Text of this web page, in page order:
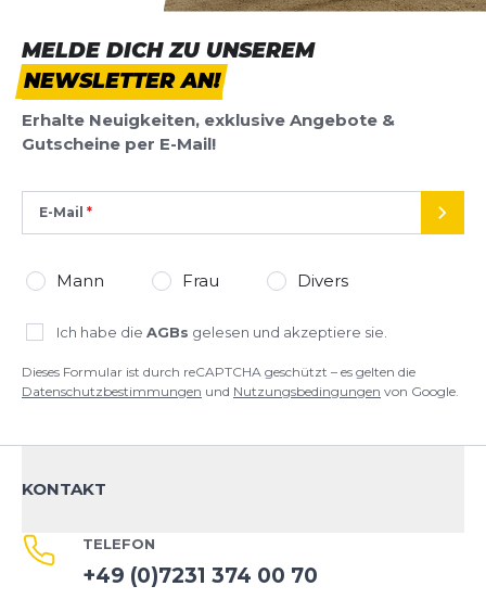
MELDE DICH ZU UNSEREM
NEWSLETTER AN!
Erhalte Neuigkeiten, exklusive Angebote &
Gutscheine per E-Mail!
E-Mail
Mann Frau Divers
Ich habe die AGBs gelesen und akzeptiere sie.
Dieses Formular ist durch reCAPTCHA geschützt – es gelten die
Datenschutzbestimmungen und Nutzungsbedingungen von Google.
KONTAKT
TELEFON
+49 (0)7231 374 00 70